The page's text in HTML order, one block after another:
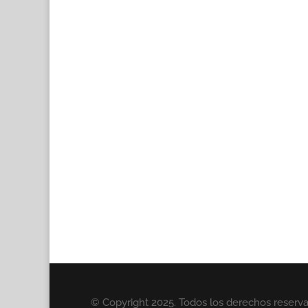
© Copyright 2025. Todos los derechos